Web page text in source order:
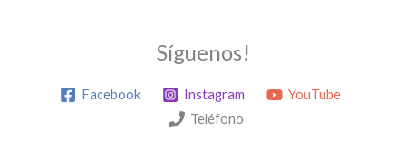
Síguenos!
Facebook Instagram
YouTube
Teléfono